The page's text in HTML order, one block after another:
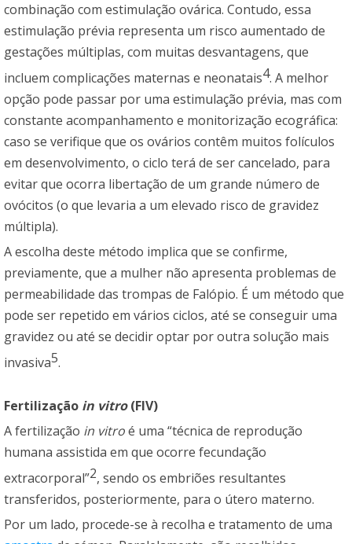
combinação com estimulação ovárica. Contudo, essa
estimulação prévia representa um risco aumentado de
gestações múltiplas, com muitas desvantagens, que
incluem complicações maternas e neonatais4. A melhor
opção pode passar por uma estimulação prévia, mas com
constante acompanhamento e monitorização ecográfica:
caso se verifique que os ovários contêm muitos folículos
em desenvolvimento, o ciclo terá de ser cancelado, para
evitar que ocorra libertação de um grande número de
ovócitos (o que levaria a um elevado risco de gravidez
múltipla).
A escolha deste método implica que se confirme,
previamente, que a mulher não apresenta problemas de
permeabilidade das trompas de Falópio. É um método que
pode ser repetido em vários ciclos, até se conseguir uma
gravidez ou até se decidir optar por outra solução mais
invasiva5.
Fertilização in vitro(FIV)
A fertilização in vitroé uma “técnica de reprodução
humana assistida em que ocorre fecundação
extracorporal”2, sendo os embriões resultantes
transferidos, posteriormente, para o útero materno.
Por um lado, procede-se à recolha e tratamento de uma